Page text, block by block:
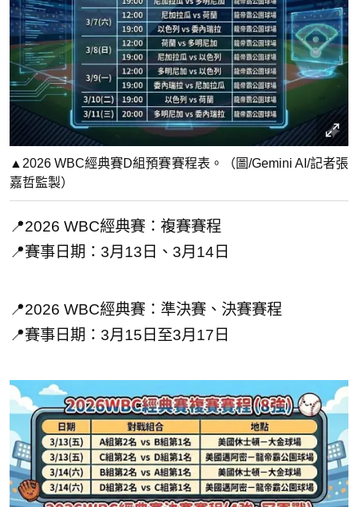
▲2026 WBC經典賽D組預賽賽程表。（圖/Gemini AI/記者張
嘉哲監製）
📍2026 WBC經典賽：複賽賽程
📍賽事日期：3月13日、3月14日
📍2026 WBC經典賽：準決賽、決賽賽程
📍賽事日期：3月15日至3月17日